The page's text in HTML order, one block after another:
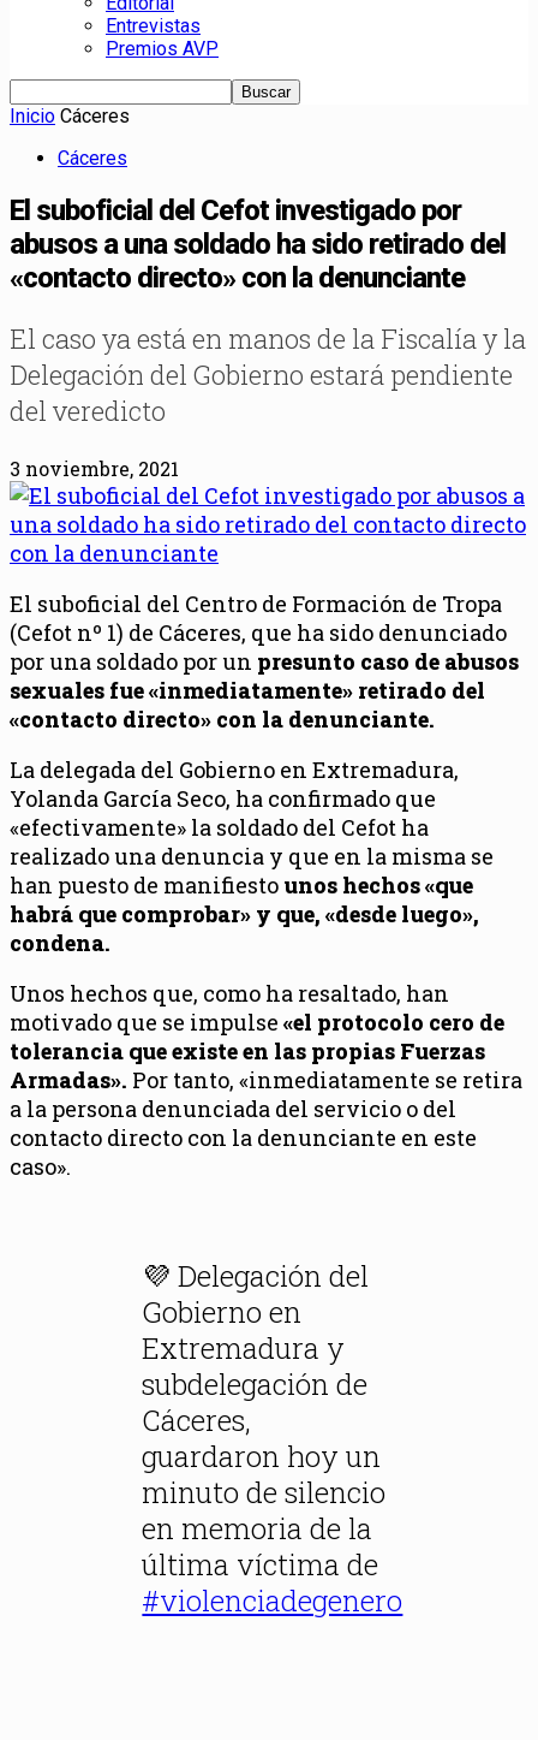
Entrevistas
Premios AVP
Inicio Cáceres
Cáceres
El suboficial del Cefot investigado por
abusos a una soldado ha sido retirado del
«contacto directo» con la denunciante
El caso ya está en manos de la Fiscalía y la
Delegación del Gobierno estará pendiente
del veredicto
3 noviembre, 2021
El suboficial del Centro de Formación de Tropa
(Cefot nº 1) de Cáceres, que ha sido denunciado
por una soldado por un presunto caso de abusos
sexuales fue «inmediatamente» retirado del
«contacto directo» con la denunciante.
La delegada del Gobierno en Extremadura,
Yolanda García Seco, ha confirmado que
«efectivamente» la soldado del Cefot ha
realizado una denuncia y que en la misma se
han puesto de manifiesto unos hechos «que
habrá que comprobar» y que, «desde luego»,
condena.
Unos hechos que, como ha resaltado, han
motivado que se impulse «el protocolo cero de
tolerancia que existe en las propias Fuerzas
Armadas». Por tanto, «inmediatamente se retira
a la persona denunciada del servicio o del
contacto directo con la denunciante en este
caso».
💜 Delegación del
Gobierno en
Extremadura y
subdelegación de
Cáceres,
guardaron hoy un
minuto de silencio
en memoria de la
última víctima de
#violenciadegenero